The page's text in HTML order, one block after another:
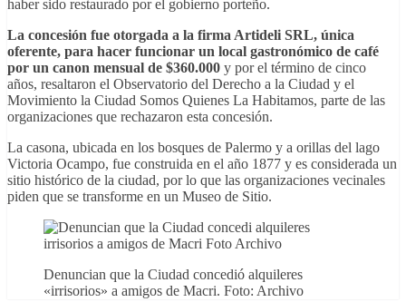
haber sido restaurado por el gobierno porteño.
La concesión fue otorgada a la firma Artideli SRL, única
oferente, para hacer funcionar un local gastronómico de café
por un canon mensual de $360.000 y por el término de cinco
años, resaltaron el Observatorio del Derecho a la Ciudad y el
Movimiento la Ciudad Somos Quienes La Habitamos, parte de las
organizaciones que rechazaron esta concesión.
La casona, ubicada en los bosques de Palermo y a orillas del lago
Victoria Ocampo, fue construida en el año 1877 y es considerada un
sitio histórico de la ciudad, por lo que las organizaciones vecinales
piden que se transforme en un Museo de Sitio.
Denuncian que la Ciudad concedió alquileres
«irrisorios» a amigos de Macri. Foto: Archivo